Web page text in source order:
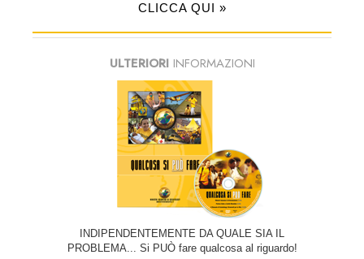
CLICCA QUI »
ULTERIORIINFORMAZIONI
INDIPENDENTEMENTE DA QUALE SIA IL
PROBLEMA... Si PUÒ fare qualcosa al riguardo!